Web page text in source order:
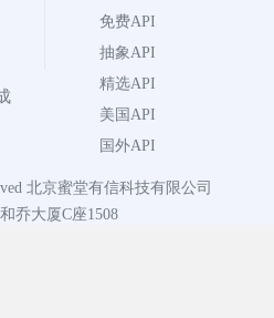
免费API
抽象API
精选API
美国API
国外API
北京蜜堂有信科技有限公司
乔大厦C座1508